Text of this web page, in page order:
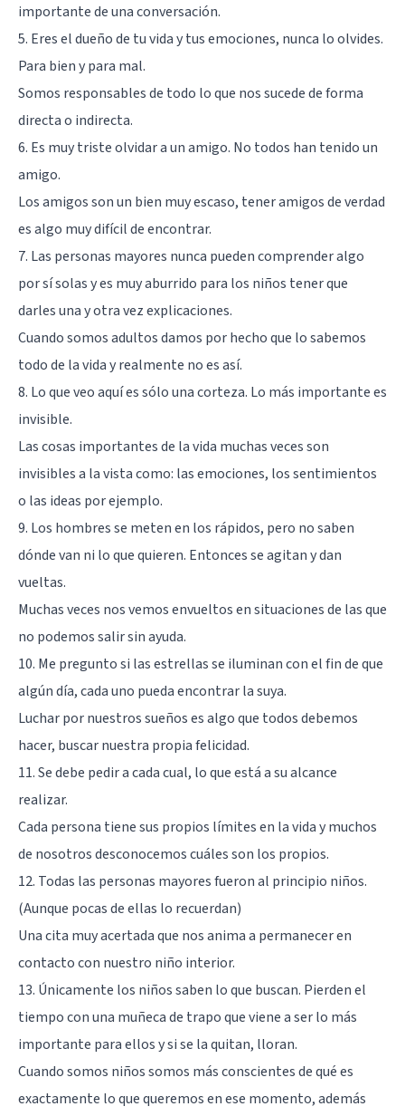
importante de una conversación.
5. Eres el dueño de tu vida y tus emociones, nunca lo olvides.
Para bien y para mal.
Somos responsables de todo lo que nos sucede de forma
directa o indirecta.
6. Es muy triste olvidar a un amigo. No todos han tenido un
amigo.
Los amigos son un bien muy escaso, tener amigos de verdad
es algo muy difícil de encontrar.
7. Las personas mayores nunca pueden comprender algo
por sí solas y es muy aburrido para los niños tener que
darles una y otra vez explicaciones.
Cuando somos adultos damos por hecho que lo sabemos
todo de la vida y realmente no es así.
8. Lo que veo aquí es sólo una corteza. Lo más importante es
invisible.
Las cosas importantes de la vida muchas veces son
invisibles a la vista como: las emociones, los sentimientos
o las ideas por ejemplo.
9. Los hombres se meten en los rápidos, pero no saben
dónde van ni lo que quieren. Entonces se agitan y dan
vueltas.
Muchas veces nos vemos envueltos en situaciones de las que
no podemos salir sin ayuda.
10. Me pregunto si las estrellas se iluminan con el fin de que
algún día, cada uno pueda encontrar la suya.
Luchar por nuestros sueños es algo que todos debemos
hacer, buscar nuestra propia felicidad.
11. Se debe pedir a cada cual, lo que está a su alcance
realizar.
Cada persona tiene sus propios límites en la vida y muchos
de nosotros desconocemos cuáles son los propios.
12. Todas las personas mayores fueron al principio niños.
(Aunque pocas de ellas lo recuerdan)
Una cita muy acertada que nos anima a permanecer en
contacto con nuestro niño interior.
13. Únicamente los niños saben lo que buscan. Pierden el
tiempo con una muñeca de trapo que viene a ser lo más
importante para ellos y si se la quitan, lloran.
Cuando somos niños somos más conscientes de qué es
exactamente lo que queremos en ese momento, además